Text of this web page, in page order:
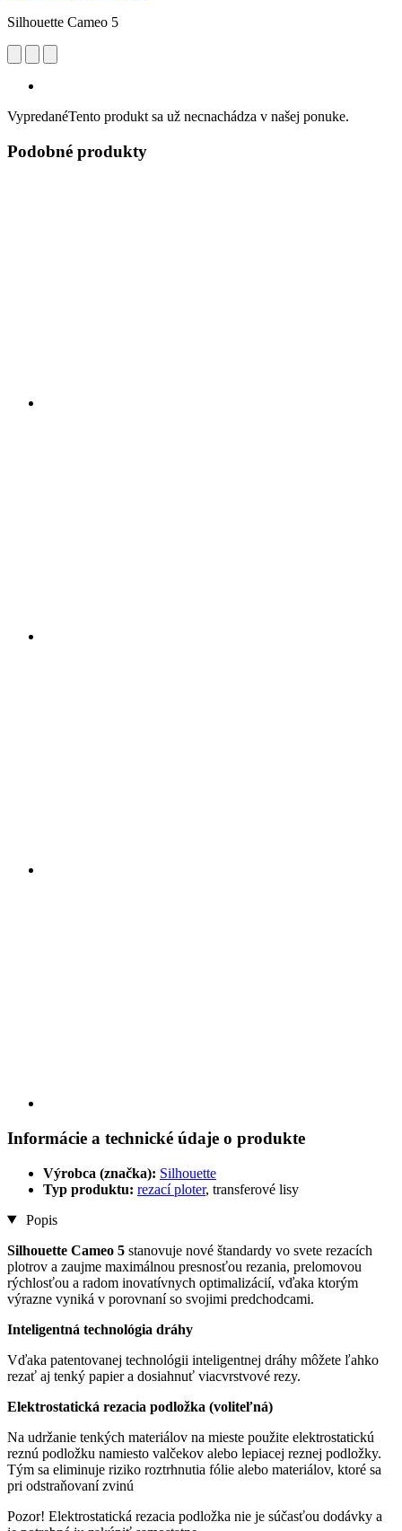
Silhouette Cameo 5
VypredanéTento produkt sa už necnachádza v našej ponuke.
Podobné produkty
Informácie a technické údaje o produkte
Výrobca (značka): Silhouette
Typ produktu: rezací ploter, transferové lisy
Popis
Silhouette Cameo 5 stanovuje nové štandardy vo svete rezacích
plotrov a zaujme maximálnou presnosťou rezania, prelomovou
rýchlosťou a radom inovatívnych optimalizácií, vďaka ktorým
výrazne vyniká v porovnaní so svojimi predchodcami.
Inteligentná technológia dráhy
Vďaka patentovanej technológii inteligentnej dráhy môžete ľahko
rezať aj tenký papier a dosiahnuť viacvrstvové rezy.
Elektrostatická rezacia podložka (voliteľná)
Na udržanie tenkých materiálov na mieste použite elektrostatickú
reznú podložku namiesto valčekov alebo lepiacej reznej podložky.
Tým sa eliminuje riziko roztrhnutia fólie alebo materiálov, ktoré sa
pri odstraňovaní zvinú
Pozor! Elektrostatická rezacia podložka nie je súčasťou dodávky a